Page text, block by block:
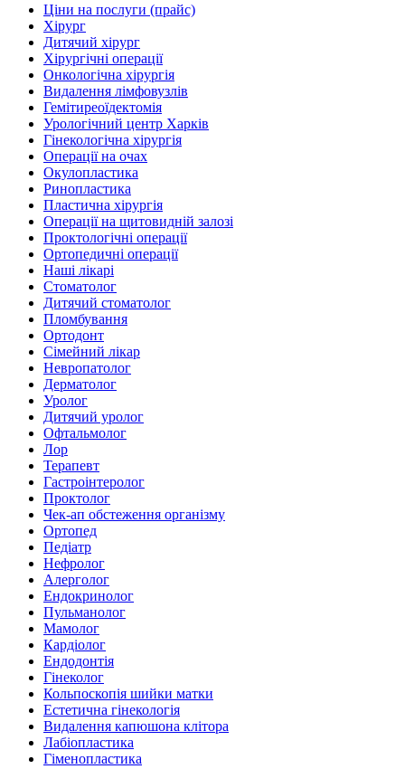
Ціни на послуги (прайс)
Хірург
Дитячий хірург
Хірургічні операції
Онкологічна хірургія
Видалення лімфовузлів
Гемітиреоїдектомія
Урологічний центр Харків
Гінекологічна хірургія
Операції на очах
Окулопластика
Ринопластика
Пластична хірургія
Операції на щитовидній залозі
Проктологічні операції
Ортопедичні операції
Наші лікарі
Стоматолог
Дитячий стоматолог
Пломбування
Ортодонт
Сімейний лікар
Невропатолог
Дерматолог
Уролог
Дитячий уролог
Офтальмолог
Лор
Терапевт
Гастроінтеролог
Проктолог
Чек-ап обстеження організму
Ортопед
Педіатр
Нефролог
Алерголог
Ендокринолог
Пульманолог
Мамолог
Кардіолог
Ендодонтія
Гінеколог
Кольпоскопія шийки матки
Естетична гінекологія
Видалення капюшона клітора
Лабіопластика
Гіменопластика